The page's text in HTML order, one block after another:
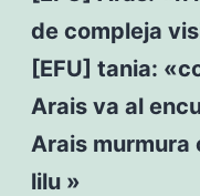
de compleja
[EFU] tania:
Arais va al
Arais murmura
lilu »